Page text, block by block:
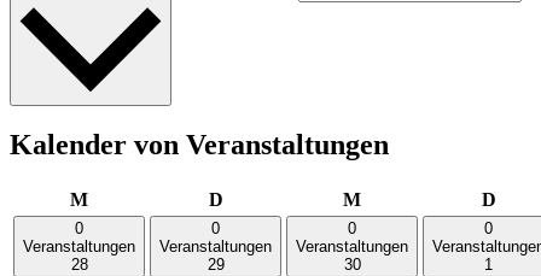
Kalender von Veranstaltungen
MMontag DDienstag MMittwoch D
0
Veranstaltungen
28
0
Veranstaltungen
29
0
Veranstaltungen
30
0
1